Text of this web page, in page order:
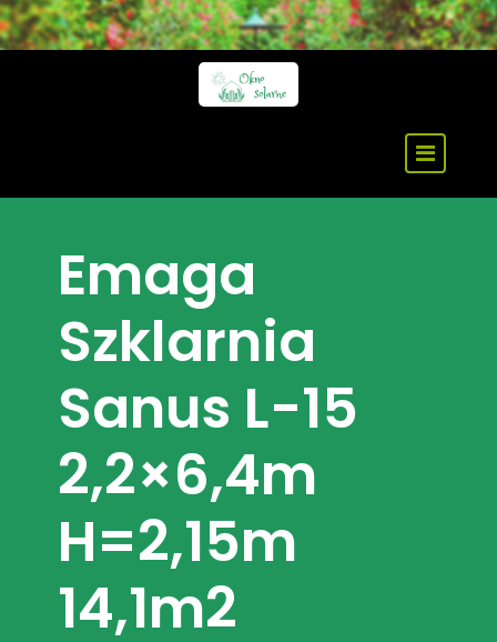
Skip
to
Emaga
Szklarnia
Sanus L-15
2,2×6,4m
H=2,15m
14,1m2